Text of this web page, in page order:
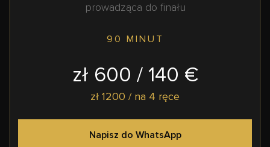
prowadząca do finału
90 MINUT
zł 600 / 140 €
zł 1200 / na 4 ręce
Napisz do WhatsApp